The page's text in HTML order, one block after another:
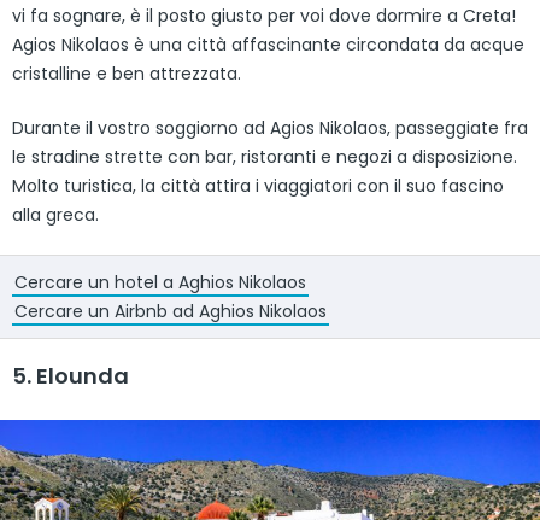
vi fa sognare, è il posto giusto per voi dove dormire a Creta!
Agios Nikolaos è una città affascinante circondata da acque
cristalline e ben attrezzata.
Durante il vostro soggiorno ad Agios Nikolaos, passeggiate fra
le stradine strette con bar, ristoranti e negozi a disposizione.
Molto turistica, la città attira i viaggiatori con il suo fascino
alla greca.
Cercare un hotel a Aghios Nikolaos
Cercare un Airbnb ad Aghios Nikolaos
5. Elounda